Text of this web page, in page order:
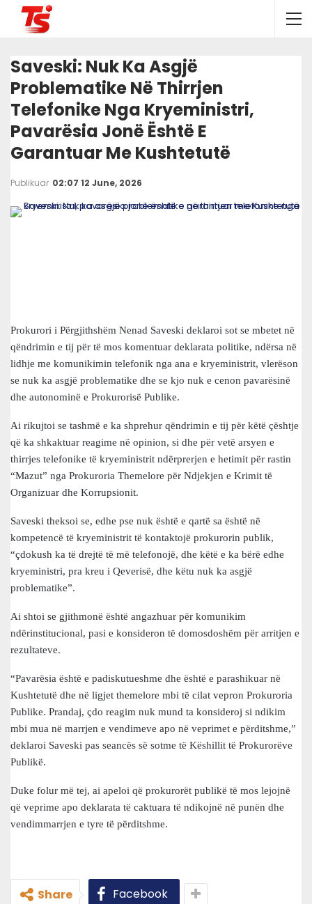
Saveski: Nuk Ka Asgjë
Problematike Në Thirrjen
Telefonike Nga Kryeministri,
Pavarësia Jonë Është E
Garantuar Me Kushtetutë
Publikuar 02:07 12 June, 2026
Prokurori i Përgjithshëm Nenad Saveski deklaroi sot se mbetet në
qëndrimin e tij për të mos komentuar deklarata politike, ndërsa në
lidhje me komunikimin telefonik nga ana e kryeministrit, vlerëson
se nuk ka asgjë problematike dhe se kjo nuk e cenon pavarësinë
dhe autonominë e Prokurorisë Publike.
Ai rikujtoi se tashmë e ka shprehur qëndrimin e tij për këtë çështje
që ka shkaktuar reagime në opinion, si dhe për vetë arsyen e
thirrjes telefonike të kryeministrit ndërprerjen e hetimit për rastin
“Mazut” nga Prokuroria Themelore për Ndjekjen e Krimit të
Organizuar dhe Korrupsionit.
Saveski theksoi se, edhe pse nuk është e qartë sa është në
kompetencë të kryeministrit të kontaktojë prokurorin publik,
“çdokush ka të drejtë të më telefonojë, dhe këtë e ka bërë edhe
kryeministri, pra kreu i Qeverisë, dhe këtu nuk ka asgjë
problematike”.
Ai shtoi se gjithmonë është angazhuar për komunikim
ndërinstitucional, pasi e konsideron të domosdoshëm për arritjen e
rezultateve.
“Pavarësia është e padiskutueshme dhe është e parashikuar në
Kushtetutë dhe në ligjet themelore mbi të cilat vepron Prokuroria
Publike. Prandaj, çdo reagim nuk mund ta konsideroj si ndikim
mbi mua në marrjen e vendimeve apo në veprimet e përditshme,”
deklaroi Saveski pas seancës së sotme të Këshillit të Prokurorëve
Publikë.
Duke folur më tej, ai apeloi që prokurorët publikë të mos lejojnë
që veprime apo deklarata të caktuara të ndikojnë në punën dhe
vendimmarrjen e tyre të përditshme.
Share Facebook